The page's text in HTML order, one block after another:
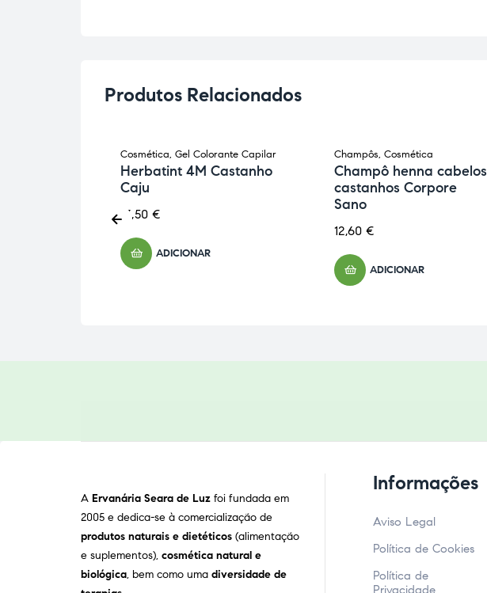
Produtos Relacionados
Cosmética, Gel Colorante Capilar
Herbatint 4M Castanho
Caju
13,50 €
ADICIONAR
Champôs, Cosmética
Champô henna cabelos
castanhos Corpore
Sano
12,60 €
ADICIONAR
A Ervanária Seara de Luz foi fundada em
2005 e dedica-se à comercialização de
produtos naturais e dietéticos (alimentação
e suplementos), cosmética natural e
biológica, bem como uma diversidade de
Informações
Aviso Legal
Política de Cookies
Política de
Privacidade